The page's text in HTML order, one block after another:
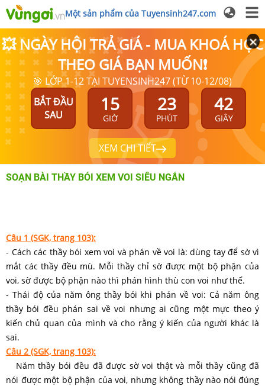
Một sản phẩm của Tuyensinh247.com
💥 NGÀY HỘI TRẢ GIÁ - MUA KHOÁ HỌC
THEO GIÁ BẠN MUỐN❗
🎯 LỚP 1-12 TẠI TUYENSINH247 (TỪ 10-12/08)
BẮT ĐẦU
SAU
15
GIỜ
23
PHÚT
42
GIÂY
XEM CHI TIẾT
SOẠN BÀI THẦY BÓI XEM VOI SIÊU NGẮN
Câu 1 (SGK, trang 103):
- Cách các thầy bói xem voi và phán về voi là: dùng tay để sờ vì
mắt các thầy đều mù. Mỗi thầy chỉ sờ được một bộ phận của
voi, sờ được bộ phận nào thì phán hình thù con voi như thế.
- Thái độ của năm ông thầy bói khi phán về voi: Cả năm ông
thầy bói đều phán sai về voi nhưng ai cũng một mực theo ý
kiến chủ quan của mình và cho rằng ý kiến của người khác là
sai.
Câu 2 (SGK, trang 103):
Năm thầy bói đều đã được sờ voi thật và mỗi thầy cũng đã
nói được một bộ phận của voi, nhưng không thầy nào nói đúng